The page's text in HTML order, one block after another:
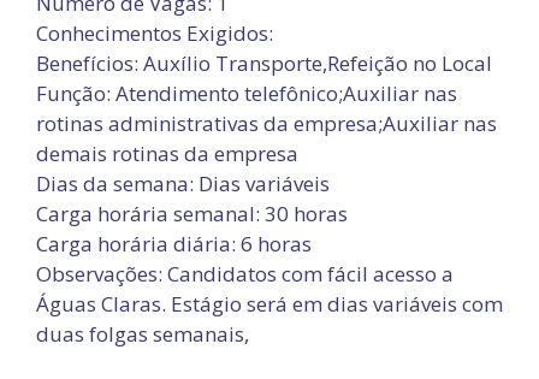
Conhecimentos Exigidos:
Benefícios: Auxílio Transporte,Refeição no Local
Função: Atendimento telefônico;Auxiliar nas
rotinas administrativas da empresa;Auxiliar nas
demais rotinas da empresa
Dias da semana: Dias variáveis
Carga horária semanal: 30 horas
Carga horária diária: 6 horas
Observações: Candidatos com fácil acesso a
Águas Claras. Estágio será em dias variáveis com
duas folgas semanais,